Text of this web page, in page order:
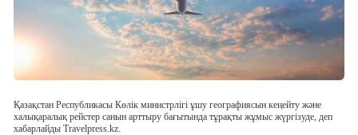
Қазақстан Республикасы Көлік министрлігі ұшу географиясын кеңейту және
халықаралық рейстер санын арттыру бағытында тұрақты жұмыс жүргізуде, деп
хабарлайды Travelpress.kz.